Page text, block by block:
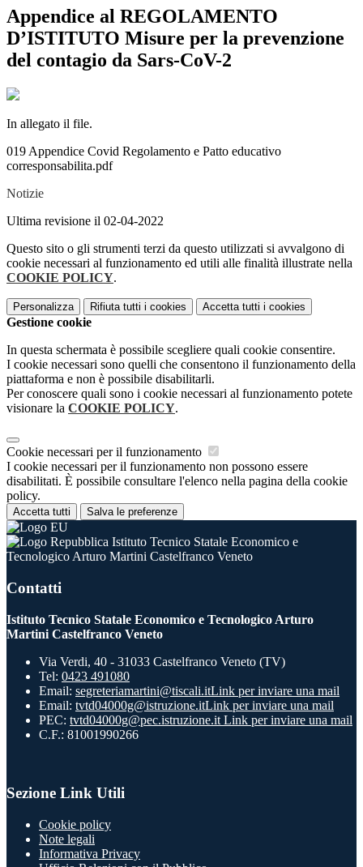
Appendice al REGOLAMENTO
D’ISTITUTO Misure per la prevenzione
del contagio da Sars-CoV-2
In allegato il file.
019 Appendice Covid Regolamento e Patto educativo
corresponsabilita.pdf
Notizie
Ultima revisione il 02-04-2022
Questo sito o gli strumenti terzi da questo utilizzati si avvalgono di
cookie necessari al funzionamento ed utili alle finalità illustrate nella
COOKIE POLICY.
Personalizza Rifiuta tutti i cookies Accetta tutti i cookies
Gestione cookie
In questa schermata è possibile scegliere quali cookie consentire.
I cookie necessari sono quelli che consentono il funzionamento della
piattaforma e non è possibile disabilitarli.
Per conoscere quali sono i cookie necessari al funzionamento potete
visionare la COOKIE POLICY.
Cookie necessari per il funzionamento
I cookie necessari per il funzionamento non possono essere
disabilitati. È possibile consultare l'elenco nella pagina della cookie
policy.
Accetta tutti Salva le preferenze
Istituto Tecnico Statale Economico e
Tecnologico Arturo Martini Castelfranco Veneto
Contatti
Istituto Tecnico Statale Economico e Tecnologico Arturo
Martini Castelfranco Veneto
Via Verdi, 40 - 31033 Castelfranco Veneto (TV)
Tel: 0423 491080
Email: segreteriamartini@tiscali.itLink per inviare una mail
Email: tvtd04000g@istruzione.itLink per inviare una mail
PEC: tvtd04000g@pec.istruzione.it Link per inviare una mail
C.F.: 81001990266
Sezione Link Utili
Cookie policy
Note legali
Informativa Privacy